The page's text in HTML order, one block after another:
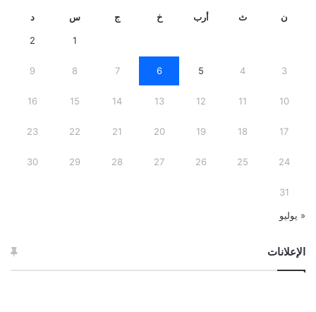
ن ث أرب خ ج س د
1
2
3
4
5
6
7
8
9
10
11
12
13
14
15
16
17
18
19
20
21
22
23
24
25
26
27
28
29
30
31
« يوليو
الإعلانات